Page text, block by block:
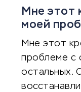
Мне этот
моей
Мне этот
проблеме с
остальных.